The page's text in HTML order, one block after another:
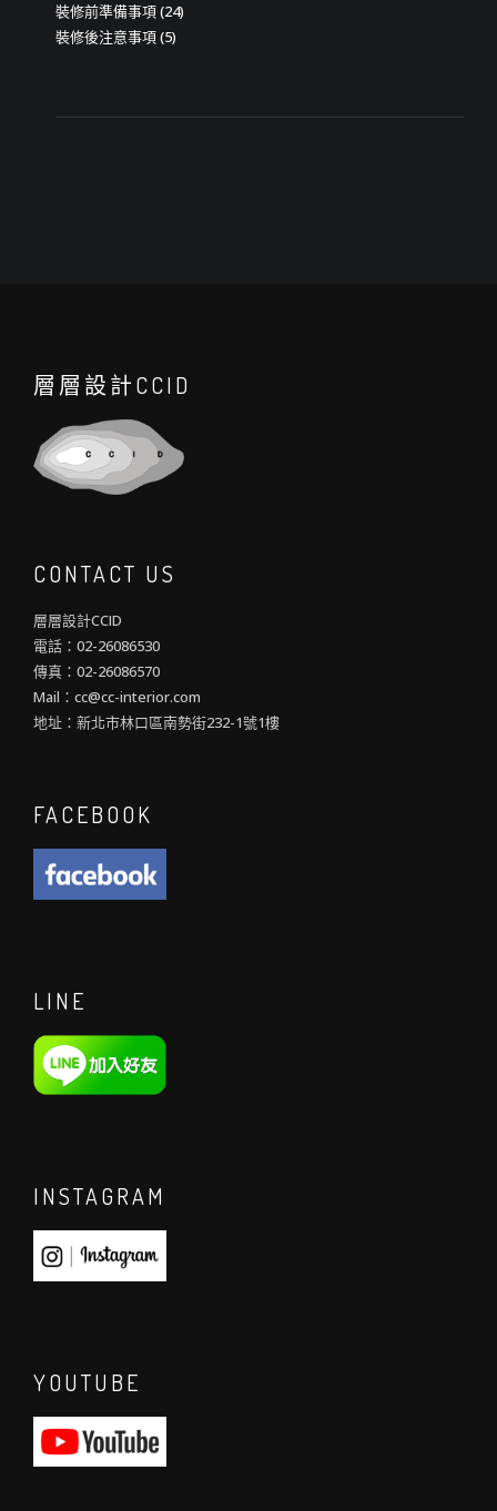
裝修前準備事項(24)
裝修後注意事項(5)
層層設計CCID
CONTACT US
層層設計CCID
電話：02-26086530
傳真：02-26086570
Mail：cc@cc-interior.com
地址：新北市林口區南勢街232-1號1樓
FACEBOOK
LINE
INSTAGRAM
YOUTUBE